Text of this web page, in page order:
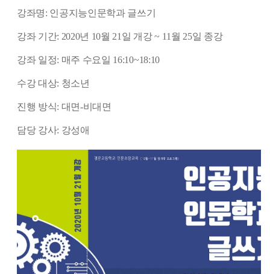
강좌명: 인공지능인문학과 글쓰기
강좌 기간: 2020년 10월 21일 개강 ~ 11월 25일 종강
강좌 일정: 매주 수요일 16:10~18:10
수강 대상: 청소년
진행 방식: 대면-비대면
담당 강사: 강성애